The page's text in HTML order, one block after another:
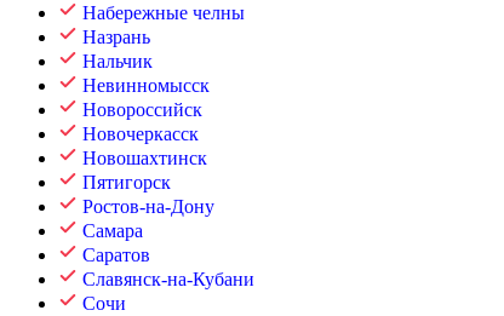
Набережные челны
Назрань
Нальчик
Невинномысск
Новороссийск
Новочеркасск
Новошахтинск
Пятигорск
Ростов-на-Дону
Самара
Саратов
Славянск-на-Кубани
Сочи